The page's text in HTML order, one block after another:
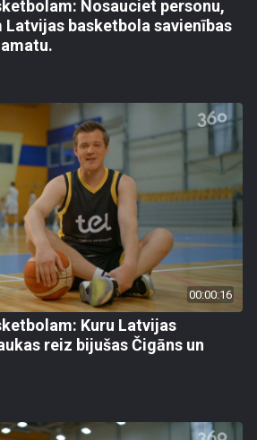
Nosauciet personu,
Latvijas basketbola savienības
00:00:16
Kuru Latvijas
reiz bijušas Čigāns un